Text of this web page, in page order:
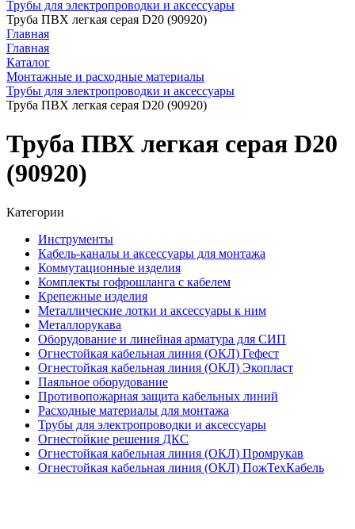
Трубы для электропроводки и аксессуары
Труба ПВХ легкая серая D20 (90920)
Главная
Главная
Каталог
Монтажные и расходные материалы
Трубы для электропроводки и аксессуары
Труба ПВХ легкая серая D20 (90920)
Труба ПВХ легкая серая D20
(90920)
Категории
Инструменты
Кабель-каналы и аксессуары для монтажа
Коммутационные изделия
Комплекты гофрошланга с кабелем
Крепежные изделия
Металлические лотки и аксессуары к ним
Металлорукава
Оборудование и линейная арматура для СИП
Огнестойкая кабельная линия (ОКЛ) Гефест
Огнестойкая кабельная линия (ОКЛ) Экопласт
Паяльное оборудование
Противопожарная защита кабельных линий
Расходные материалы для монтажа
Трубы для электропроводки и аксессуары
Огнестойкие решения ДКС
Огнестойкая кабельная линия (ОКЛ) Промрукав
Огнестойкая кабельная линия (ОКЛ) ПожТехКабель